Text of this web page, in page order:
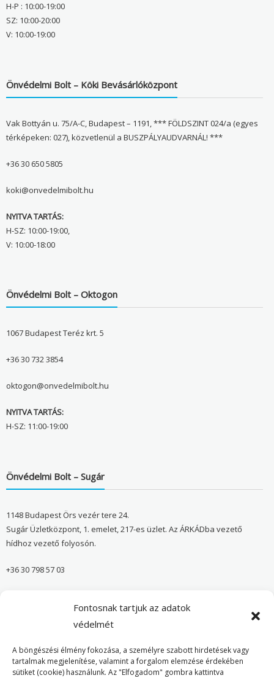
Fontosnak tartjuk az adatok
védelmét
A böngészési élmény fokozása, a személyre szabott hirdetések vagy
tartalmak megjelenítése, valamint a forgalom elemzése érdekében
sütiket (cookie) használunk. Az "Elfogadom" gombra kattintva
H-P : 10:00-19:00
SZ: 10:00-20:00
V: 10:00-19:00
Önvédelmi Bolt – Köki Bevásárlóközpont
Vak Bottyán u. 75/A-C, Budapest – 1191, *** FÖLDSZINT 024/a (egyes
térképeken: 027), közvetlenül a BUSZPÁLYAUDVARNÁL! ***
+36 30 650 5805
koki@onvedelmibolt.hu
NYITVA TARTÁS:
H-SZ: 10:00-19:00,
V: 10:00-18:00
Önvédelmi Bolt – Oktogon
1067 Budapest Teréz krt. 5
+36 30 732 3854
oktogon@onvedelmibolt.hu
NYITVA TARTÁS:
H-SZ: 11:00-19:00
Önvédelmi Bolt – Sugár
1148 Budapest Örs vezér tere 24.
Sugár Üzletközpont, 1. emelet, 217-es üzlet. Az ÁRKÁDba vezető
hídhoz vezető folyosón.
+36 30 798 57 03